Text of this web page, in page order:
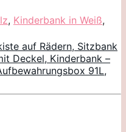
, Kinderbank in Weiß,
auf Rädern, Sitzbank
Deckel, Kinderbank –
91L,